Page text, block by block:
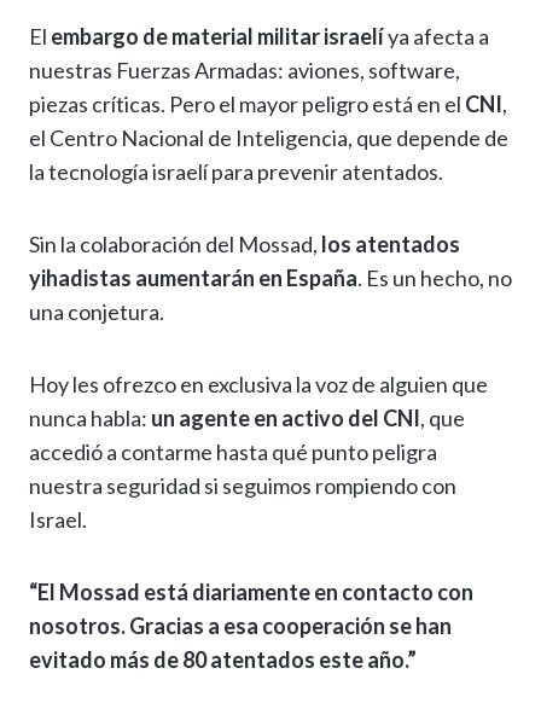
El embargo de material militar israelíya afecta a
nuestras Fuerzas Armadas: aviones, software,
piezas críticas. Pero el mayor peligro está en el CNI,
el Centro Nacional de Inteligencia, que depende de
la tecnología israelí para prevenir atentados.
Sin la colaboración del Mossad, los atentados
yihadistas aumentarán en España. Es un hecho, no
una conjetura.
Hoy les ofrezco en exclusiva la voz de alguien que
nunca habla: un agente en activo del CNI, que
accedió a contarme hasta qué punto peligra
nuestra seguridad si seguimos rompiendo con
Israel.
“El Mossad está diariamente en contacto con
nosotros. Gracias a esa cooperación se han
evitado más de 80 atentados este año.”